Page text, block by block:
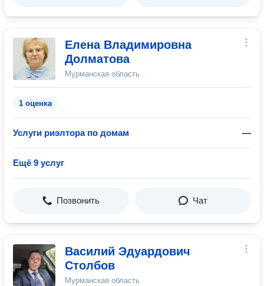
Елена Владимировна
Долматова
Мурманская область
1 оценка
Услуги риэлтора по домам —
Ещё 9 услуг
Позвонить Чат
Василий Эдуардович
Столбов
Мурманская область